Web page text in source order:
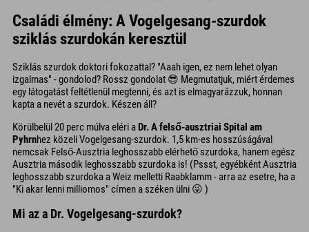
Családi élmény: A Vogelgesang-szurdok
sziklás szurdokán keresztül
Sziklás szurdok doktori fokozattal? "Aaah igen, ez nem lehet olyan
izgalmas" - gondolod? Rossz gondolat 😎 Megmutatjuk, miért érdemes
egy látogatást feltétlenül megtenni, és azt is elmagyarázzuk, honnan
kapta a nevét a szurdok. Készen áll?
Körülbelül 20 perc múlva eléri aDr. A felső-ausztriai Spital am
Pyhrnhez közeli Vogelgesang-szurdok. 1,5 km-es hosszúságával
nemcsak Felső-Ausztria leghosszabb elérhető szurdoka, hanem egész
Ausztria második leghosszabb szurdoka is! (Pssst, egyébként Ausztria
leghosszabb szurdoka a Weiz melletti Raabklamm - arra az esetre, ha a
"Ki akar lenni milliomos" címen a széken ülni 😜 )
Mi az a Dr. Vogelgesang-szurdok?